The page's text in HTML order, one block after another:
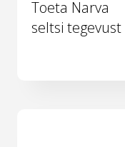
Toeta Narva
seltsi tegevust